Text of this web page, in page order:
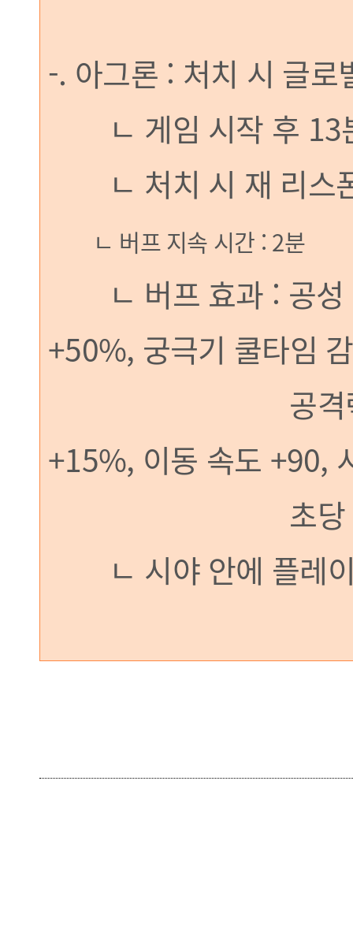
-. 아그론 : 처치 시 글
ㄴ 게임 시작 후 13
ㄴ 처치 시 재 리스
ㄴ 버프 지속 시간 : 2분
ㄴ 버프 효과 : 공성
+50%, 궁극기 쿨타임
공격력 +150,
+15%, 이동 속도 +90,
초당 체력
ㄴ 시야 안에 플레이